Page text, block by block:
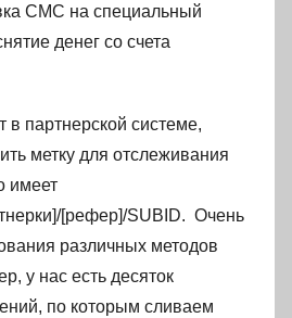
СМС на специальный
денег со счета
в партнерской системе,
метку для отслеживания
имеет
[рефер]/SUBID. Очень
различных методов
у нас есть десяток
по которым сливаем